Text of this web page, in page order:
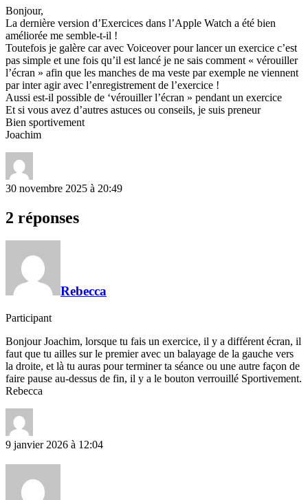
Bonjour,
La dernière version d’Exercices dans l’Apple Watch a été bien
améliorée me semble-t-il !
Toutefois je galère car avec Voiceover pour lancer un exercice c’est
pas simple et une fois qu’il est lancé je ne sais comment « vérouiller
l’écran » afin que les manches de ma veste par exemple ne viennent
par inter agir avec l’enregistrement de l’exercice !
Aussi est-il possible de ‘vérouiller l’écran » pendant un exercice
Et si vous avez d’autres astuces ou conseils, je suis preneur
Bien sportivement
Joachim
30 novembre 2025 à 20:49
2 réponses
Rebecca
Participant
Bonjour Joachim, lorsque tu fais un exercice, il y a différent écran, il
faut que tu ailles sur le premier avec un balayage de la gauche vers
la droite, et là tu auras pour terminer ta séance ou une autre façon de
faire pause au-dessus de fin, il y a le bouton verrouillé Sportivement.
Rebecca
9 janvier 2026 à 12:04